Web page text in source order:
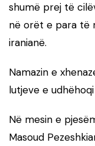
shumë prej të
në orët e para të
iranianë.
Namazin e
lutjeve e
Në mesin e
Masoud